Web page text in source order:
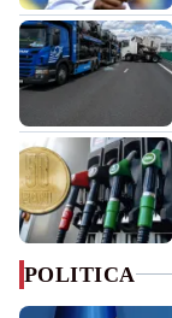
POLITICA